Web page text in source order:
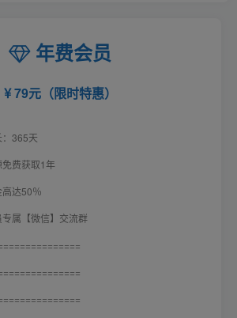
年费会员
79元（限时特惠）
365天
费获取1年
达50％
专属【微信】交流群